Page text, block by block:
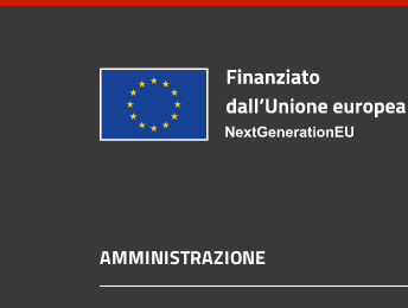
AMMINISTRAZIONE